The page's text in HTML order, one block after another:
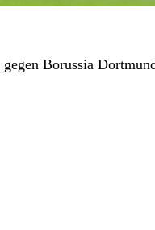
Borussia